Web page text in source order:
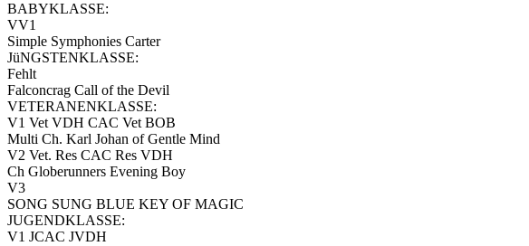
BABYKLASSE:
VV1
Simple Symphonies Carter
JüNGSTENKLASSE:
Fehlt
Falconcrag Call of the Devil
VETERANENKLASSE:
V1 Vet VDH CAC Vet BOB
Multi Ch. Karl Johan of Gentle Mind
V2 Vet. Res CAC Res VDH
Ch Globerunners Evening Boy
V3
SONG SUNG BLUE KEY OF MAGIC
JUGENDKLASSE:
V1 JCAC JVDH